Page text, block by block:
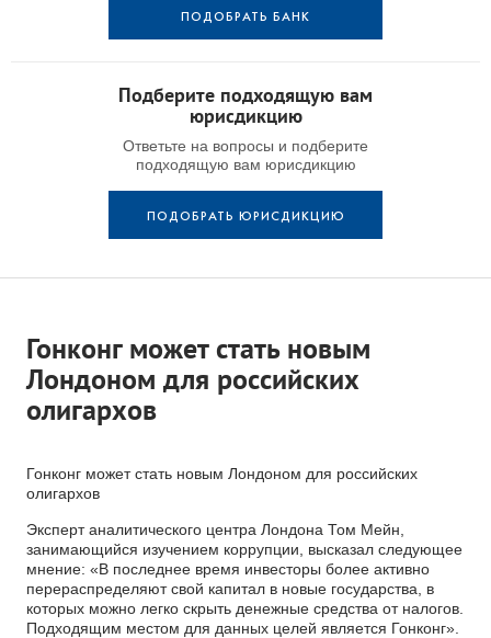
ПОДОБРАТЬ БАНК
Подберите подходящую вам
юрисдикцию
Ответьте на вопросы и подберите
подходящую вам юрисдикцию
ПОДОБРАТЬ ЮРИСДИКЦИЮ
Гонконг может стать новым
Лондоном для российских
олигархов
Гонконг может стать новым Лондоном для российских
олигархов
Эксперт аналитического центра Лондона Том Мейн,
занимающийся изучением коррупции, высказал следующее
мнение: «В последнее время инвесторы более активно
перераспределяют свой капитал в новые государства, в
которых можно легко скрыть денежные средства от налогов.
Подходящим местом для данных целей является Гонконг».